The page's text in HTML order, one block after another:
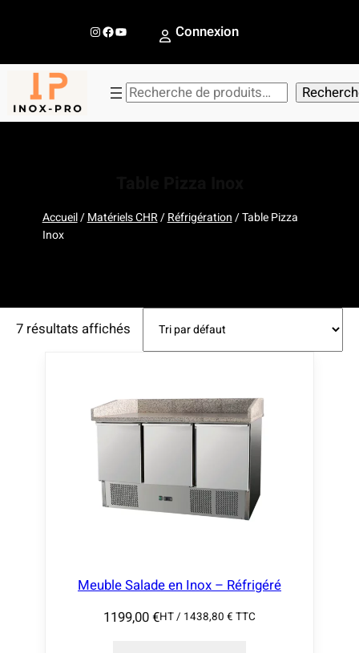
InstagramFacebook YouTube Connexion
R
c
Accueil/Matériels CHR/Réfrigération/ Table Pizza
Inox
7 résultats affichés
Meuble Salade en Inox – Réfrigéré
1199,00€HT / 1438,80 € TTC